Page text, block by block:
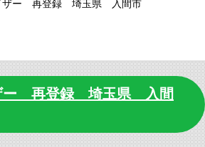
ザー 再登録 埼玉県 入間市
ー 再登録 埼玉県 入間